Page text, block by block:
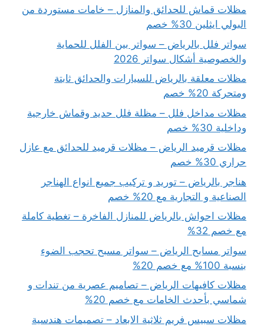
مظلات قماش للحدائق والمنازل – خامات مستوردة من
البولي ايثلين 30% خصم
سواتر فلل بالرياض – سواتر بين الفلل للحماية
والخصوصية أشكال سواتر 2026
مظلات معلقة بالرياض للسيارات والحدائق ثابتة
ومتحركة 20% خصم
مظلات مداخل فلل – مظلة فلل حديد وقماش خارجية
وداخلية 30% خصم
مظلات قرميد الرياض – مظلات قرميد للحدائق مع عازل
حراري 30% خصم
هناجر بالرياض – توريد و تركيب جميع انواع الهناجر
الصناعية و التجارية مع 20% خصم
مظلات احواش بالرياض للمنازل الفاخرة – تغطية كاملة
مع خصم 32%
سواتر مسابح الرياض – سواتر مسبح تحجب الضوء
بنسبة 100% مع خصم 20%
مظلات كافيهات الرياض – تصاميم عصرية من تندات و
شماسي بأحدث الخامات مع خصم 20%
مظلات سبيس فريم ثلاثية الابعاد – تصميمات هندسية